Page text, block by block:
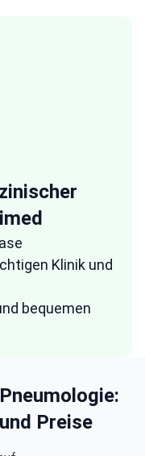
Klinik und
bequemen
Preise